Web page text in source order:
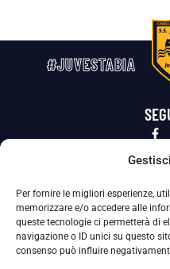
Per fornire le migliori esperienze,
memorizzare e/o accedere alle
queste tecnologie ci permetterà di
navigazione o ID unici su questo
consenso può influire
#JUVESTABIA
Privacy Policy
La Società ha nominato il Responsabile della Protezione
adottate dalla nostra
Per contattare